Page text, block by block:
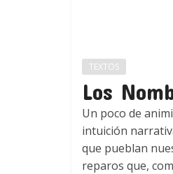
TEXTOS
Los
Un poco de
intuición
que pueblan
reparos que,